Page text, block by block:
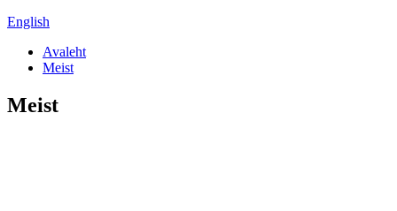
English
Avaleht
Meist
Meist